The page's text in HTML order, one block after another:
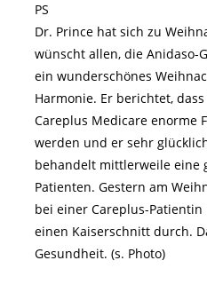
PS
Dr. Prince hat sich zu
wünscht allen, die Anidaso-
ein wunderschönes
Harmonie. Er berichtet,
Careplus Medicare enorme
werden und er sehr
behandelt mittlerweile eine
Patienten. Gestern am
bei einer Careplus-
einen Kaiserschnitt durch.
Gesundheit. (s. Photo)